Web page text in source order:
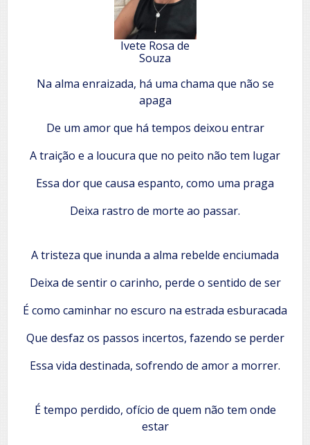
Ivete Rosa de
Souza
Na alma enraizada, há uma chama que não se
apaga
De um amor que há tempos deixou entrar
A traição e a loucura que no peito não tem lugar
Essa dor que causa espanto, como uma praga
Deixa rastro de morte ao passar.
A tristeza que inunda a alma rebelde enciumada
Deixa de sentir o carinho, perde o sentido de ser
É como caminhar no escuro na estrada esburacada
Que desfaz os passos incertos, fazendo se perder
Essa vida destinada, sofrendo de amor a morrer.
É tempo perdido, ofício de quem não tem onde
estar